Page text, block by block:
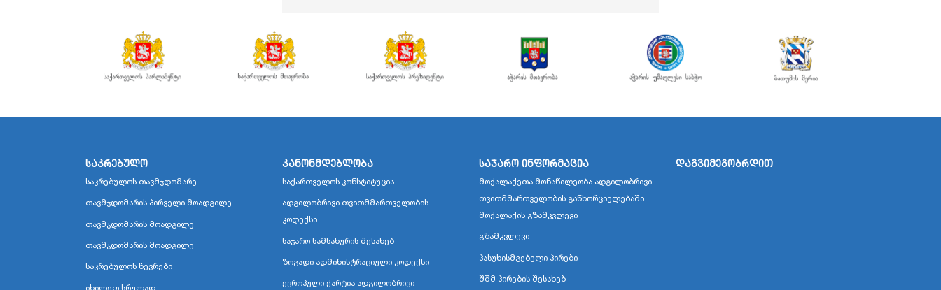
საკრებულო
საკრებულოს თავმჯდომარე
თავმჯდომარის პირველი მოადგილე
თავმჯდომარის მოადგილე
თავმჯდომარის მოადგილე
საკრებულოს წევრები
იხილეთ სრულად
კანონმდებლობა
საქართველოს კონსტიტუცია
ადგილობრივი თვითმმართველობის
კოდექსი
საჯარო სამსახურის შესახებ
ზოგადი ადმინისტრაციული კოდექსი
ევროპული ქარტია ადგილობრივი
საჯარო ინფორმაცია
მოქალაქეთა მონაწილეობა ადგილობრივი
თვითმმართველობის განხორციელებაში
მოქალაქის გზამკვლევი
გზამკვლევი
პასუხისმგებელი პირები
შშმ პირების შესახებ
დაგვიმეგობრდით